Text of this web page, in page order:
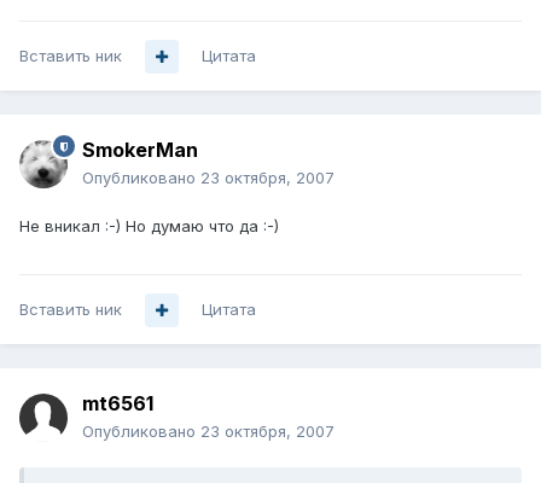
Вставить ник Цитата
SmokerMan
Опубликовано 23 октября, 2007
Не вникал :-) Но думаю что да :-)
Вставить ник Цитата
mt6561
Опубликовано 23 октября, 2007